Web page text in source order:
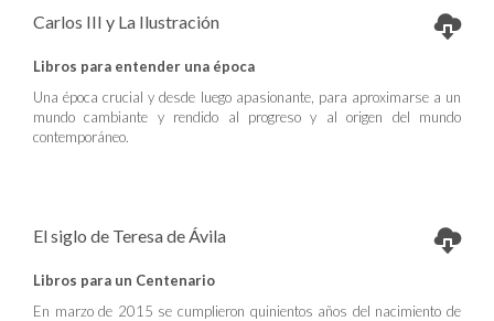
Carlos III y La Ilustración
Libros para entender una época
Una época crucial y desde luego apasionante, para aproximarse a un
mundo cambiante y rendido al progreso y al origen del mundo
contemporáneo.
El siglo de Teresa de Ávila
Libros para un Centenario
En marzo de 2015 se cumplieron quinientos años del nacimiento de